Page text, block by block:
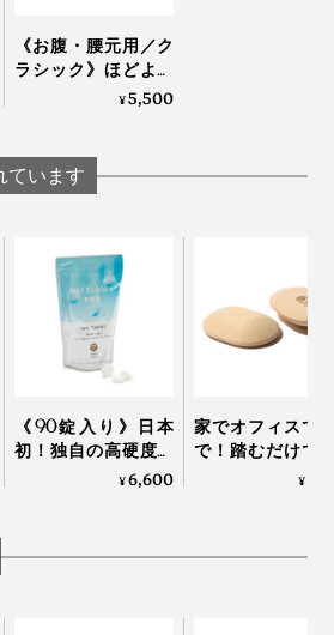
使いやすい幅広な形状。冷えてい
手首まわりを温めると、上半身が
使っているうちに「発酵したての
な香りに安心感を抱くようになり
《お腹・腰元用／ク
ラシック》ほどよい
重みと蒸気で、じん
造の労働者が見つけ
た伝統的ヒーリング
イナチュラ
¥5,500
ています
《90錠入り》日本
初！独自の高硬度マ
イクロカプセル技術
¥6,600
家でオフィスで
で！踏むだけで
ら元気になれる
¥